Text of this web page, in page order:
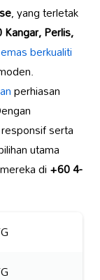
, yang terletak
Perlis,
berkualiti
perhiasan
serta
utama
di+60 4-